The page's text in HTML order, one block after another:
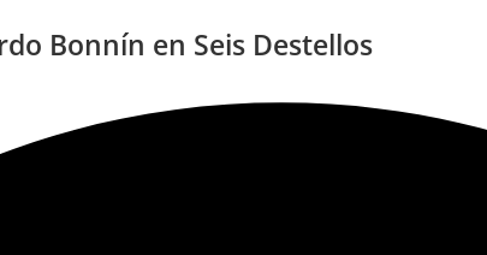
Bonnín en Seis Destellos